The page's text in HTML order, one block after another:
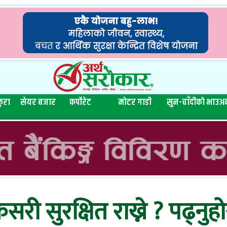
सेयर बजार कर्पोरेट मोटर गाडी सुन-चाँदीको भाउ
सुरक्षित राख्ने ?